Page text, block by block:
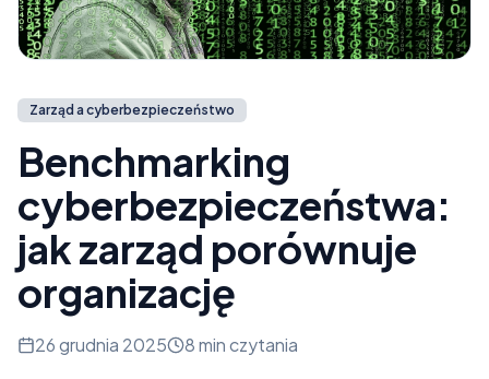
Zarząd a cyberbezpieczeństwo
Benchmarking
cyberbezpieczeństwa:
jak zarząd porównuje
organizację
26 grudnia 2025 8 min czytania